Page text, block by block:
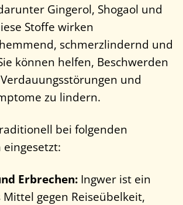
Gingerol, Shogaol und
Stoffe wirken
schmerzlindernd und
können helfen, Beschwerden
und
zu lindern.
bei folgenden
eingesetzt:
Erbrechen:Ingwer ist ein
gegen Reiseübelkeit,